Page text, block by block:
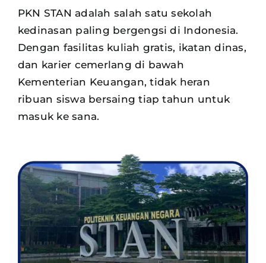
PKN STAN adalah salah satu sekolah
kedinasan paling bergengsi di Indonesia.
Dengan fasilitas kuliah gratis, ikatan dinas,
dan karier cemerlang di bawah
Kementerian Keuangan, tidak heran
ribuan siswa bersaing tiap tahun untuk
masuk ke sana.